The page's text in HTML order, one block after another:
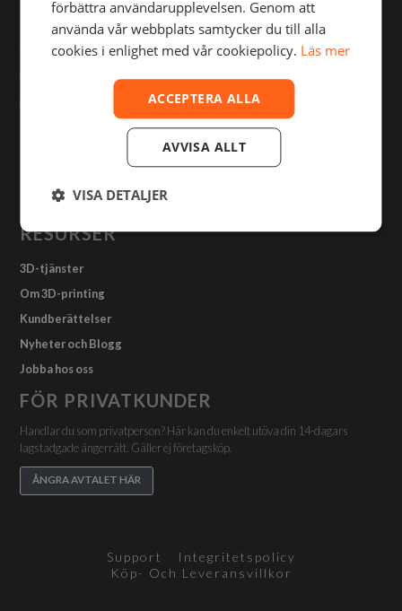
Outlet
RESURSER
3D-tjänster
Om 3D-printing
Kundberättelser
Nyheter och Blogg
Jobba hos oss
FÖR PRIVATKUNDER
Handlar du som privatperson? Här kan du enkelt utöva din 14-dagars
lagstadgade ångerrätt. Gäller ej företagsköp.
ÅNGRA AVTALET HÄR
Support
Integritetspolicy
Köp- Och Leveransvillkor
förbättra användarupplevelsen. Genom att
använda vår webbplats samtycker du till alla
cookies i enlighet med vår cookiepolicy. Läs mer
ACCEPTERA ALLA
AVVISA ALLT
VISA DETALJER